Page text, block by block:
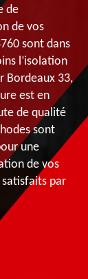
de
de vos
sont dans
l’isolation
Bordeaux 33,
est en
de qualité
sont
une
de vos
par